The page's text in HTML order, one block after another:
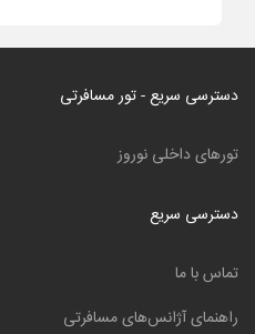
دسترسی سریع - تور مسافرتی
تورهای داخلی نوروز
دسترسی سریع
تماس با ما
راهنمای آژانس‌های مسافرتی